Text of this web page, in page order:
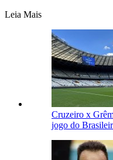
Leia Mais
Cruzeiro x
jogo do